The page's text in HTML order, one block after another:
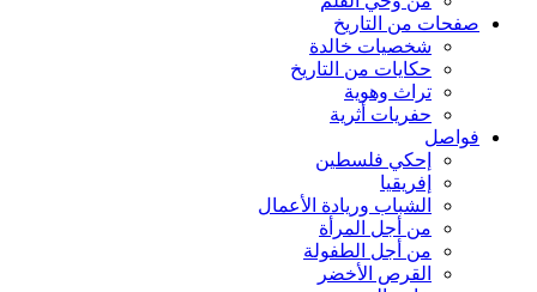
صفحات من التاريخ
شخصيات خالدة
حكايات من التاريخ
تراث وهوية
حفريات أثرية
فواصل
إحكي فلسطين
إفريقيا
الشباب وريادة الأعمال
من أجل المرأة
من أجل الطفولة
القرص الأخضر